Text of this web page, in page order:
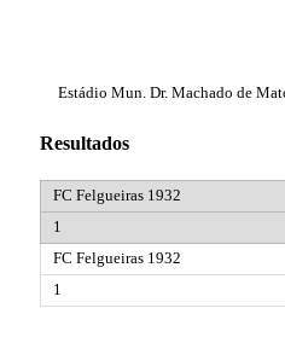
Estádio Mun. Dr. Machado de
Resultados